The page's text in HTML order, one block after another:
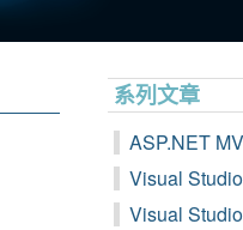
系列文章
ASP.NET
Visual
Visual